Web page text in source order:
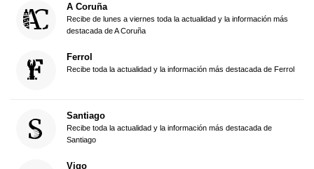
A Coruña
Recibe de lunes a viernes toda la actualidad y la información más
destacada de A Coruña
Ferrol
Recibe toda la actualidad y la información más destacada de Ferrol
Santiago
Recibe toda la actualidad y la información más destacada de
Santiago
Vigo